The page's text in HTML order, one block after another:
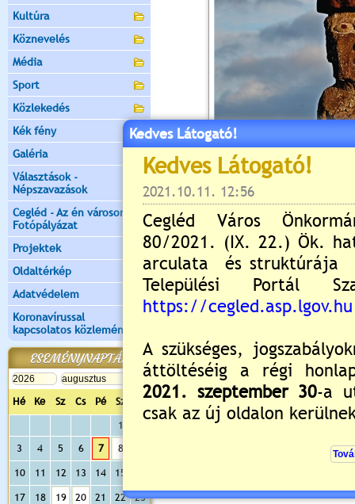
Kultúra
Köznevelés
Média
Sport
Közlekedés
Kék fény
Galéria
Választások -
Népszavazások
Cegléd - Az én városom -
Fotópályázat
Projektek
Oldaltérkép
Adatvédelem
Koronavírussal
kapcsolatos közlemények
ESEMÉNYNAPTÁR
Hé Ke Sz Cs Pé Sz
Va
1
3
4 5 6 7 8
10 11 12 13 14 15
17 18 19 20 21 22
23
Még nincsenek hozzászólások
Kedves Látogató!